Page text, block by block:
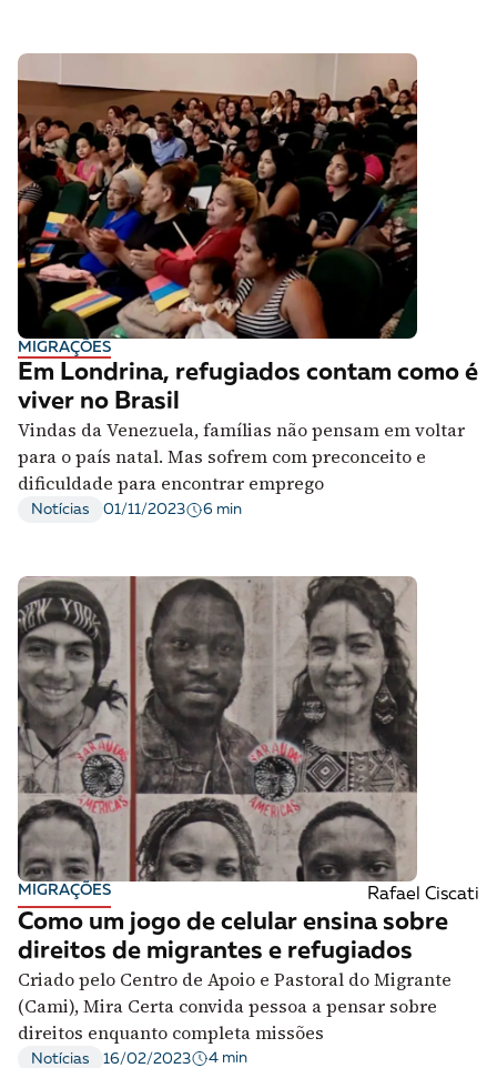
MIGRAÇÕES
Em Londrina, refugiados contam como é
viver no Brasil
Vindas da Venezuela, famílias não pensam em voltar
para o país natal. Mas sofrem com preconceito e
dificuldade para encontrar emprego
Notícias 01/11/2023 6 min
MIGRAÇÕES Rafael Ciscati
Como um jogo de celular ensina sobre
direitos de migrantes e refugiados
Criado pelo Centro de Apoio e Pastoral do Migrante
(Cami), Mira Certa convida pessoa a pensar sobre
direitos enquanto completa missões
Notícias 16/02/2023 4 min